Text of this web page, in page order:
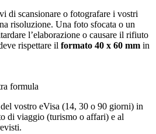
di scansionare o fotografare i vostri
risoluzione. Una foto sfocata o un
l’elaborazione o causare il rifiuto
rispettare il formato 40 x 60 mm in
formula
vostro eVisa (14, 30 o 90 giorni) in
di viaggio (turismo o affari) e al